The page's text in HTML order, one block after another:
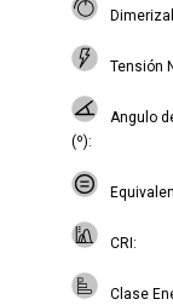
Tensión
Angulo
(º)
CRI
Clase